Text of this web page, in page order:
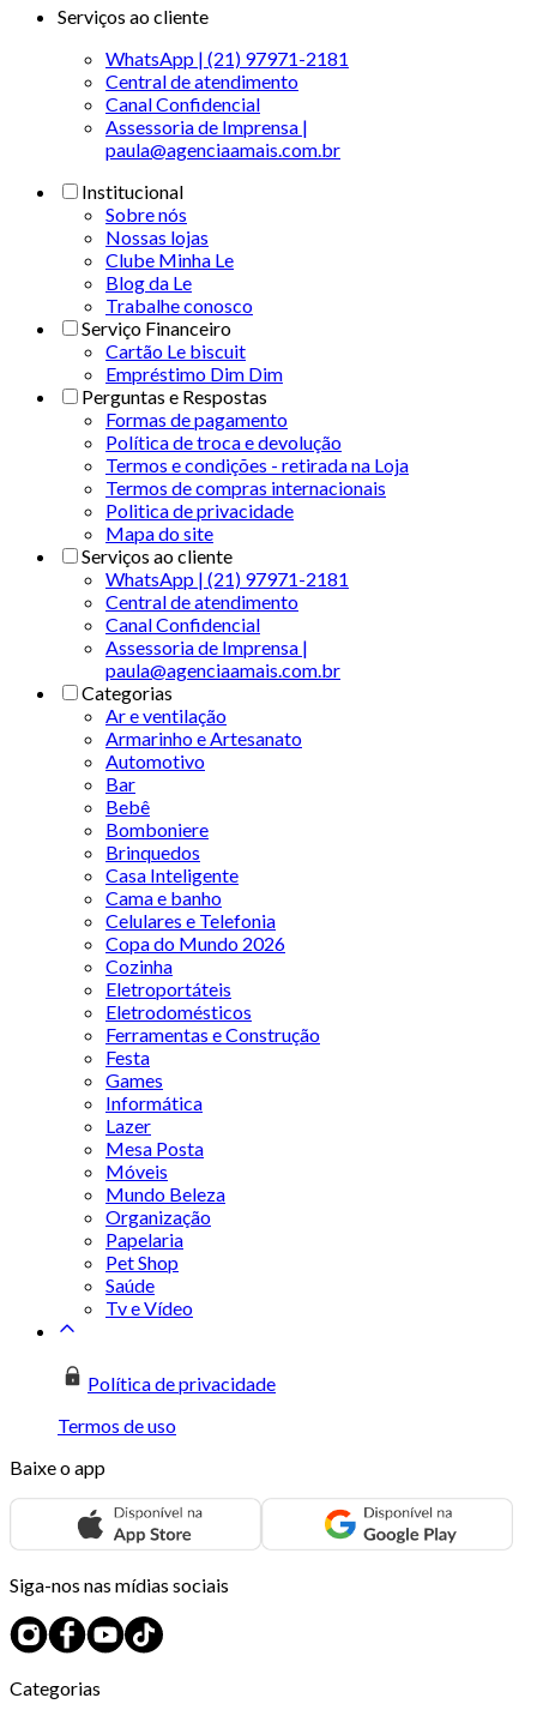
Serviços ao cliente
WhatsApp | (21) 97971-2181
Central de atendimento
Canal Confidencial
Assessoria de Imprensa |
paula@agenciaamais.com.br
Institucional
Sobre nós
Nossas lojas
Clube Minha Le
Blog da Le
Trabalhe conosco
Serviço Financeiro
Cartão Le biscuit
Empréstimo Dim Dim
Perguntas e Respostas
Formas de pagamento
Política de troca e devolução
Termos e condições - retirada na Loja
Termos de compras internacionais
Politica de privacidade
Mapa do site
Serviços ao cliente
WhatsApp | (21) 97971-2181
Central de atendimento
Canal Confidencial
Assessoria de Imprensa |
paula@agenciaamais.com.br
Categorias
Ar e ventilação
Armarinho e Artesanato
Automotivo
Bar
Bebê
Bomboniere
Brinquedos
Casa Inteligente
Cama e banho
Celulares e Telefonia
Copa do Mundo 2026
Cozinha
Eletroportáteis
Eletrodomésticos
Ferramentas e Construção
Festa
Games
Informática
Lazer
Mesa Posta
Móveis
Mundo Beleza
Organização
Papelaria
Pet Shop
Saúde
Tv e Vídeo
Política de privacidade
Termos de uso
Baixe o app
Siga-nos nas mídias sociais
Categorias